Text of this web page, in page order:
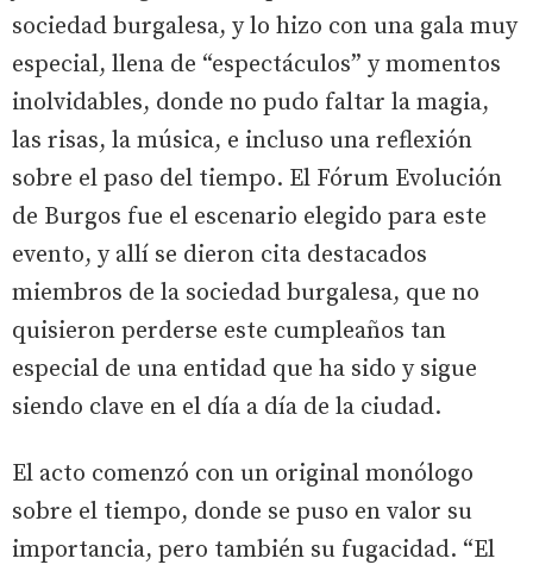
sociedad burgalesa, y lo hizo con una gala muy
especial, llena de “espectáculos” y momentos
inolvidables, donde no pudo faltar la magia,
las risas, la música, e incluso una reflexión
sobre el paso del tiempo. El Fórum Evolución
de Burgos fue el escenario elegido para este
evento, y allí se dieron cita destacados
miembros de la sociedad burgalesa, que no
quisieron perderse este cumpleaños tan
especial de una entidad que ha sido y sigue
siendo clave en el día a día de la ciudad.
El acto comenzó con un original monólogo
sobre el tiempo, donde se puso en valor su
importancia, pero también su fugacidad. “El